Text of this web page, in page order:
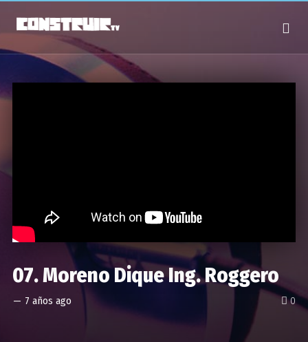
0
07. Moreno Dique Ing. Roggero
— 7 años ago